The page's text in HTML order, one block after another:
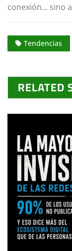
conexión… sino
Tendencias
RELATED